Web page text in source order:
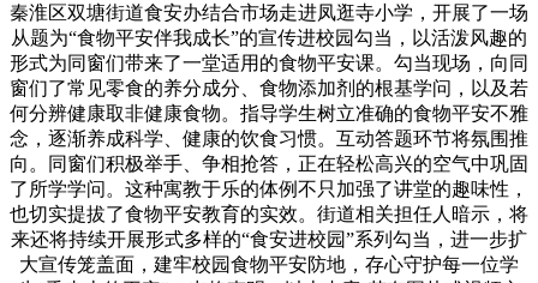
秦淮区双塘街道食安办结合市场走进凤逛寺小学，开展了一场
从题为“食物平安伴我成长”的宣传进校园勾当，以活泼风趣的
形式为同窗们带来了一堂适用的食物平安课。勾当现场，向同
窗们了常见零食的养分成分、食物添加剂的根基学问，以及若
何分辨健康取非健康食物。指导学生树立准确的食物平安不雅
念，逐渐养成科学、健康的饮食习惯。互动答题环节将氛围推
向。同窗们积极举手、争相抢答，正在轻松高兴的空气中巩固
了所学学问。这种寓教于乐的体例不只加强了讲堂的趣味性，
也切实提拔了食物平安教育的实效。街道相关担任人暗示，将
来还将持续开展形式多样的“食安进校园”系列勾当，进一步扩
大宣传笼盖面，建牢校园食物平安防地，存心守护每一位学